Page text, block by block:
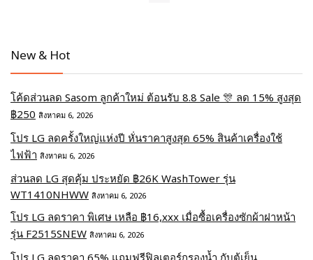
New & Hot
โค้ดส่วนลด Sasom ลูกค้าใหม่ ต้อนรับ 8.8 Sale 🎊 ลด 15% สูงสุด
฿250 สิงหาคม 6, 2026
โปร LG ลดครั้งใหญ่แห่งปี หั่นราคาสูงสุด 65% สินค้าเครื่องใช้
ไฟฟ้า สิงหาคม 6, 2026
ส่วนลด LG สุดคุ้ม ประหยัด ฿26K WashTower รุ่น
WT1410NHWW สิงหาคม 6, 2026
โปร LG ลดราคา พิเศษ เหลือ ฿16,xxx เมื่อซื้อเครื่องซักผ้าฝาหน้า
รุ่น F2515SNEW สิงหาคม 6, 2026
โปร LG ลดราคา 65% แถมฟรีฟิลเตอร์กรองน้ำ กับตู้เย็น